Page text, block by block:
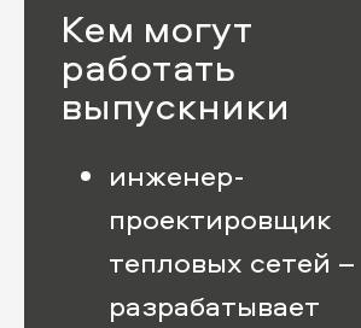
Кем могут
работать
выпускники
инженер-
проектировщик
тепловых сетей –
разрабатывает